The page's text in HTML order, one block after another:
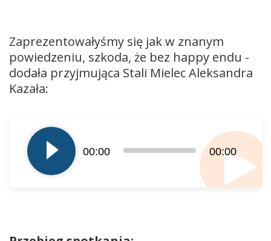
Zaprezentowałyśmy się jak w znanym
powiedzeniu, szkoda, że bez happy endu -
dodała przyjmująca Stali Mielec Aleksandra
Kazała:
plików
dźwiękowych
00:00 00:00